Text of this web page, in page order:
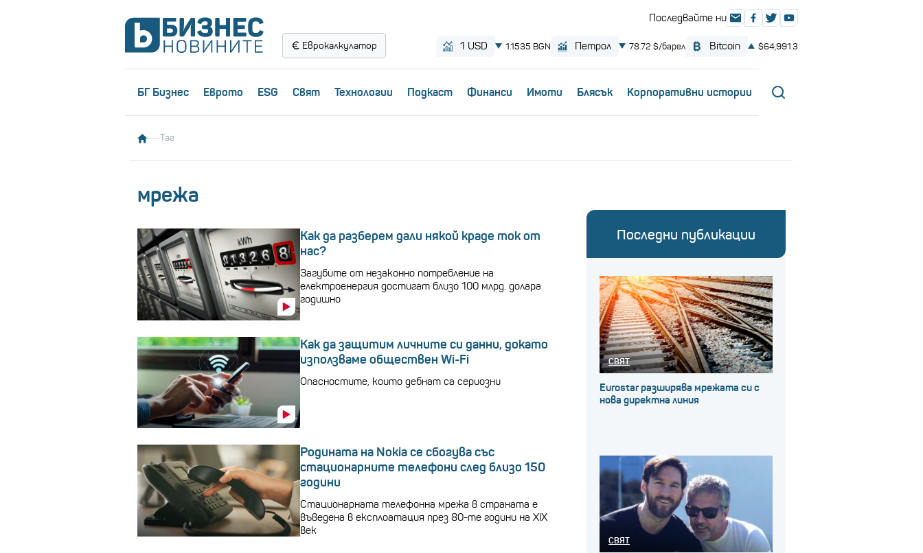
Еврокалкулатор
БГ Бизнес Еврото ESG Свят Технологии Пoдкаст Финанси Имоти Блясък Корпоративни истории
Таг
мрежа
Как да разберем дали някой краде ток от
нас?
Загубите от незаконно потребление на
електроенергия достигат близо 100 млрд. долара
годишно
Как да защитим личните си данни, докато
използваме обществен Wi-Fi
Опасностите, които дебнат са сериозни
Родината на Nokia се сбогува със
стационарните телефони след близо 150
години
Стационарната телефонна мрежа в страната е
въведена в експлоатация през 80-те години на XIX
век
Последни публикации
СВЯТ
Eurostar разширява мрежата си с
нова директна линия
СВЯТ